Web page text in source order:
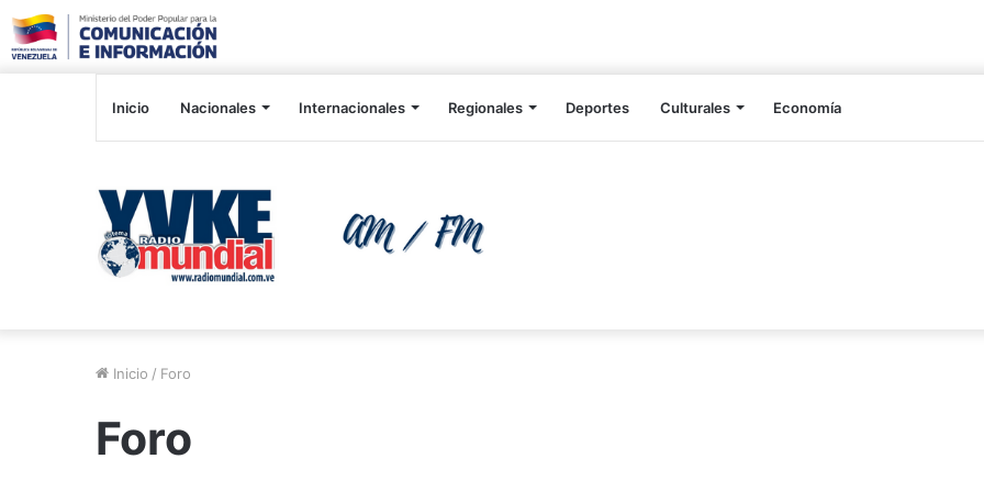
Inicio Nacionales Internacionales Regionales Deportes Culturales Economía
Inicio / Foro
Foro